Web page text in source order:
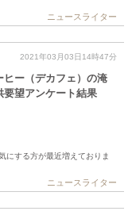
ニュースライター
2021年03月03日14時47分
ヒー（デカフェ）の淹
要望アンケート結果
にする方が最近増えておりま
ニュースライター